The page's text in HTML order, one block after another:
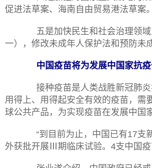
促进法草案、海南自由贸易港法草案。
五是加快民生和社会治理领域
一），修改未成年人保护法和预防未
中国疫苗将为发展中国家抗
接种疫苗是人类战胜新冠肺炎
用得上、用得起安全有效的疫苗，需
球公共产品，为实现疫苗在发展中国
“到目前为止，中国已有17支
外获批开展Ⅲ期临床试验。4支中国